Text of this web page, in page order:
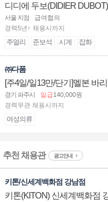
디디에 두보(DIDIER
서울 지점
급여협의
경력5년↑ 채용시까지
주얼리 준보석 시계 잡화
㈜다폼
[주4일/일13만/단기]멜본 바
경기 파주시 일급140,000원
경력무관 채용시까지
여성의류
추천 채용관 광고안내
키톤/신세계백화점 강남점
키톤(KITON) 신세계백화점